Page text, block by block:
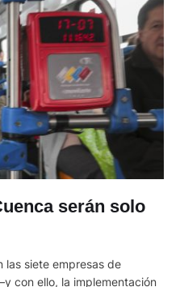
serán solo
las siete empresas de
con ello, la implementación